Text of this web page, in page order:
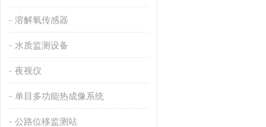
溶解氧传感器
水质监测设备
夜视仪
单目多功能热成像系统
公路位移监测站